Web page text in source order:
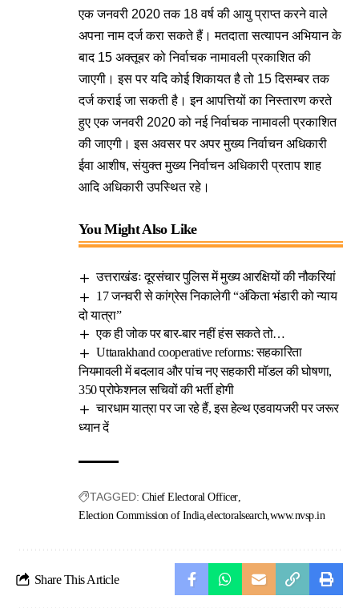
एक जनवरी 2020 तक 18 वर्ष की आयु प्राप्त करने वाले
अपना नाम दर्ज करा सकते हैं। मतदाता सत्यापन अभियान के
बाद 15 अक्तूबर को निर्वाचक नामावली प्रकाशित की
जाएगी। इस पर यदि कोई शिकायत है तो 15 दिसम्बर तक
दर्ज कराई जा सकती है। इन आपत्तियों का निस्तारण करते
हुए एक जनवरी 2020 को नई निर्वाचक नामावली प्रकाशित
की जाएगी। इस अवसर पर अपर मुख्य निर्वाचन अधिकारी
ईवा आशीष, संयुक्त मुख्य निर्वाचन अधिकारी प्रताप शाह
आदि अधिकारी उपस्थित रहे।
You Might Also Like
उत्तराखंडः दूरसंचार पुलिस में मुख्य आरक्षियों की नौकरियां
17 जनवरी से कांग्रेस निकालेगी “अंकिता भंडारी को न्याय
दो यात्रा”
एक ही जोक पर बार-बार नहीं हंस सकते तो…
Uttarakhand cooperative reforms: सहकारिता
नियमावली में बदलाव और पांच नए सहकारी मॉडल की घोषणा,
350 प्रोफेशनल सचिवों की भर्ती होगी
चारधाम यात्रा पर जा रहे हैं, इस हेल्थ एडवायजरी पर जरूर
ध्यान दें
TAGGED: Chief Electoral Officer
Election Commission of India electoralsearch www.nvsp.in
Share This Article